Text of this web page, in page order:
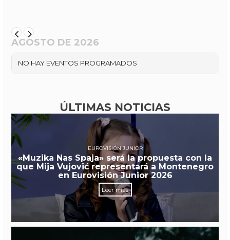
AGOSTO DE 2026
NO HAY EVENTOS PROGRAMADOS
ÚLTIMAS NOTICIAS
EUROVISIÓN JUNIOR
«Muzika Nas Spaja» será la propuesta con la
que Mija Vujović representará a Montenegro
en Eurovisión Junior 2026
Leer más